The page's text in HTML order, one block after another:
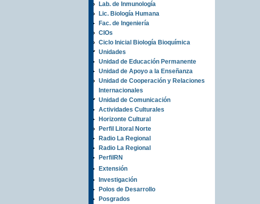
Lab. de Inmunología
Lic. Biología Humana
Fac. de Ingeniería
CIOs
Ciclo Inicial Biología Bioquímica
Unidades
Unidad de Educación Permanente
Unidad de Apoyo a la Enseñanza
Unidad de Cooperación y Relaciones
Internacionales
Unidad de Comunicación
Actividades Culturales
Horizonte Cultural
Perfil Litoral Norte
Radio La Regional
Radio La Regional
PerfilRN
Extensión
Investigación
Polos de Desarrollo
Posgrados